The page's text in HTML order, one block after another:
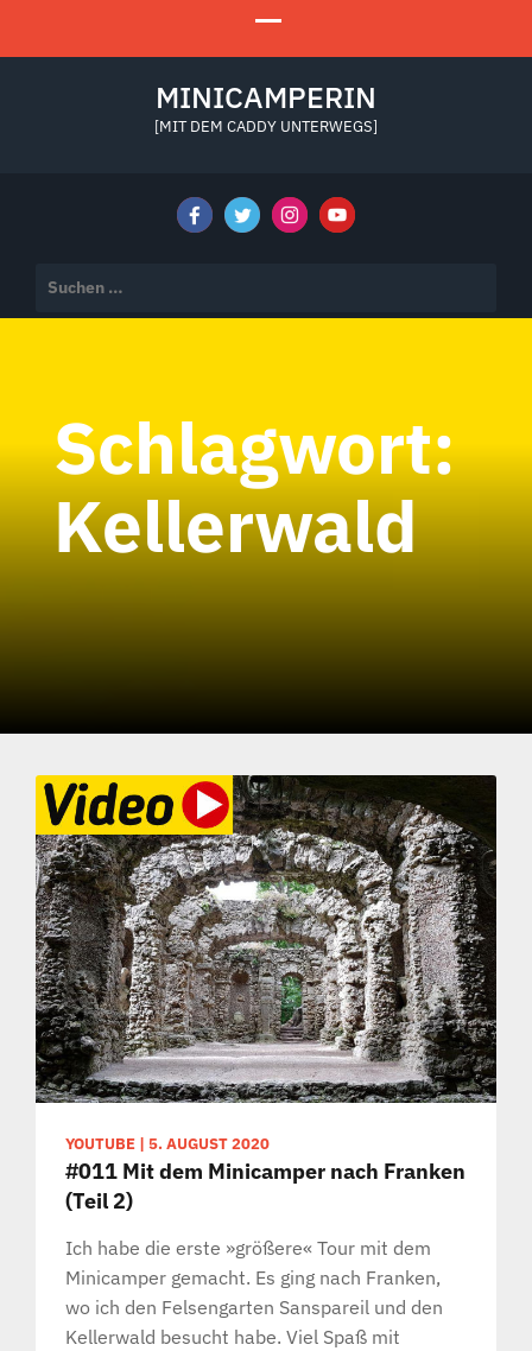
MINICAMPERIN
[MIT DEM CADDY UNTERWEGS]
nach:
Schlagwort:
Kellerwald
YOUTUBE | 5. AUGUST 2020
#011 Mit dem Minicamper nach Franken
(Teil 2)
Ich habe die erste »größere« Tour mit dem
Minicamper gemacht. Es ging nach Franken,
wo ich den Felsengarten Sanspareil und den
Kellerwald besucht habe. Viel Spaß mit